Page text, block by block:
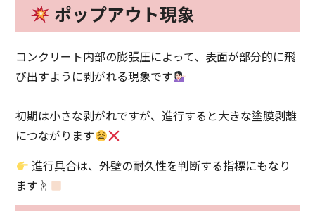
ポップアウト現象
コンクリート内部の膨張圧によって、表面が部分的に飛
び出すように剥がれる現象です
初期は小さな剥がれですが、進行すると大きな塗膜剥離
につながります
進行具合は、外壁の耐久性を判断する指標にもなり
ます☝